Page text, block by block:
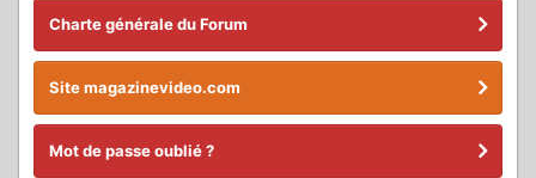
Charte générale du Forum
Site magazinevideo.com
Mot de passe oublié ?